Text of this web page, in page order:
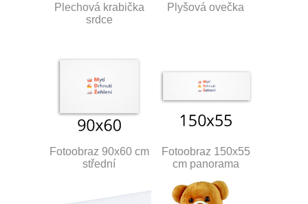
Plechová krabička
srdce
Plyšová ovečka
Fotoobraz 90x60 cm
střední
Fotoobraz 150x55
cm panorama